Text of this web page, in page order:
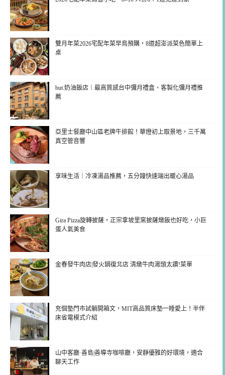
雙月年菜2026宅配年菜早鳥預購，8道超澎派菜色簡單上
桌
but.奶油飯店｜最高質感台中彌月禮盒、客製化彌月禮推
薦
亞里士餐廳中山區老牌牛排館！華燈初上取景地，三千萬
真空管音響
享味生活｜冷凍湯品推薦，五分鐘快速端出暖心湯品
Gira Pizza旋轉披薩，正宗拿坡里窯披薩燉飯也好吃，小巨
蛋人氣美食
金春發牛肉店|發火鍋復北店 清燉牛肉湯頭太讚!菜單
充個墊門市試躺開箱文，MIT高品質床墊一睡愛上！半伴
床省電模式介紹
山中客廳·善島|善導寺咖啡廳，安靜優雅的好環境，適合
聊天工作